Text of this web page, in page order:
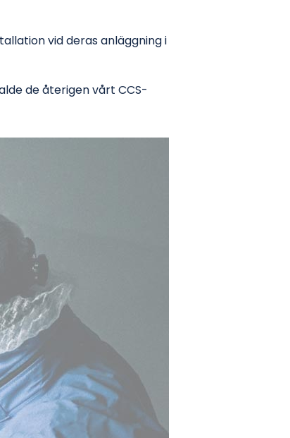
vid deras anläggning i
de återigen vårt CCS-